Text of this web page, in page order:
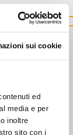
sui cookie
ed
media e per
inoltre
sito con i